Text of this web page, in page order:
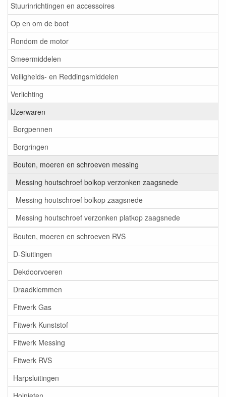
Stuurinrichtingen en accessoires
Op en om de boot
Rondom de motor
Smeermiddelen
Veiligheids- en Reddingsmiddelen
Verlichting
IJzerwaren
Borgpennen
Borgringen
Bouten, moeren en schroeven messing
Messing houtschroef bolkop verzonken zaagsnede
Messing houtschroef bolkop zaagsnede
Messing houtschroef verzonken platkop zaagsnede
Bouten, moeren en schroeven RVS
D-Sluitingen
Dekdoorvoeren
Draadklemmen
Fitwerk Gas
Fitwerk Kunststof
Fitwerk Messing
Fitwerk RVS
Harpsluitingen